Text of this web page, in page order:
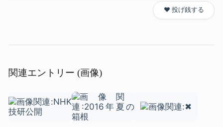
❤️ 投げ銭する
関連エントリー (画像)